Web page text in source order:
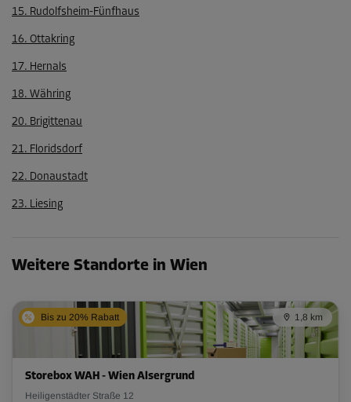
15. Rudolfsheim-Fünfhaus
16. Ottakring
17. Hernals
18. Währing
20. Brigittenau
21. Floridsdorf
22. Donaustadt
23. Liesing
Weitere Standorte in Wien
Bis zu 20% Rabatt 1,8 km
Storebox WAH - Wien Alsergrund
Heiligenstädter Straße 12